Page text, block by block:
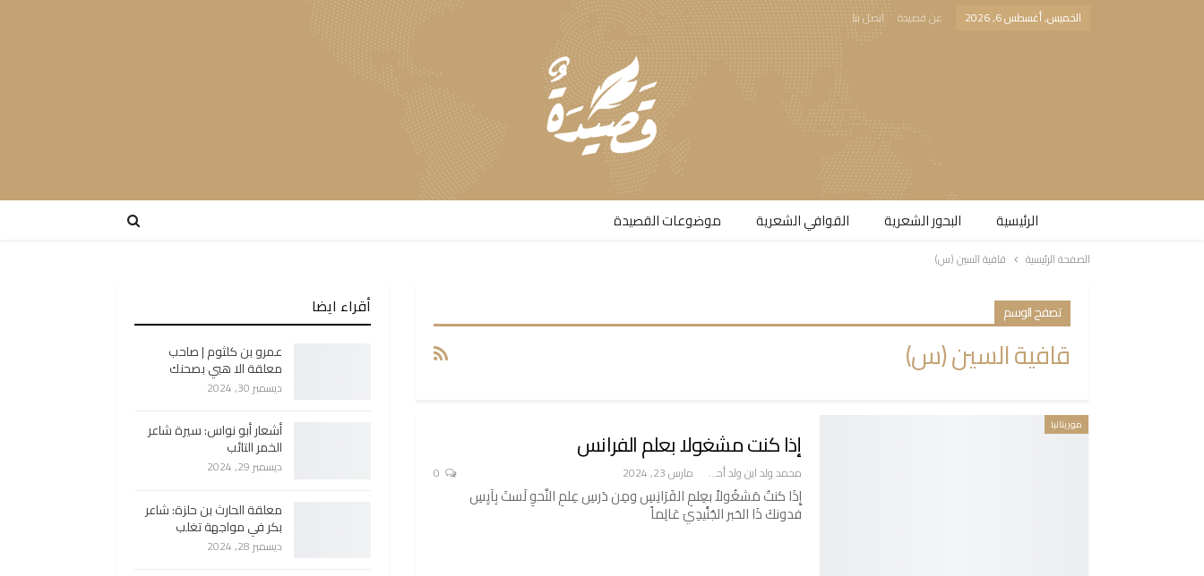
الخميس, أغسطس 6, 2026 عن قصيدة اتصل بنا
الرئيسية البحور الشعرية​ القوافي الشعرية​ موضوعات القصيدة​
الصفحة الرئيسية قافية السين (س)
تصفح الوسم
قافية السين (س)
موريتانيا
إذا كنت مشغولا بعلم الفرانس
محمد ولد ابن ولد أحميدا مارس 23, 2024
إِذَا كنتُ مَشغُولاً بعِلمِ الفَرَانِسِ ومِن دَرسِ عِلمِ النَّحوِ لَستَ بِآيِسِ
فدونكَ ذَا الحَبر الجُنًَيدِيَ عَالِماً
أقراء ايضا
عمرو بن كلثوم | صاحب
معلقة الا هبي بصحنك
ديسمبر 30, 2024
أشعار أبو نواس: سيرة شاعر
الخمر التائب
ديسمبر 29, 2024
معلقة الحارث بن حلزة: شاعر
بكر في مواجهة تغلب
ديسمبر 28, 2024